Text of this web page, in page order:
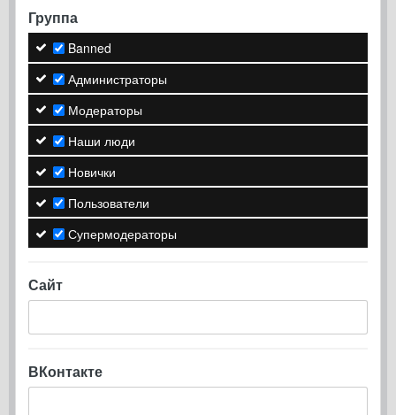
Группа
Banned
Администраторы
Модераторы
Наши люди
Новички
Пользователи
Супермодераторы
Сайт
ВКонтакте